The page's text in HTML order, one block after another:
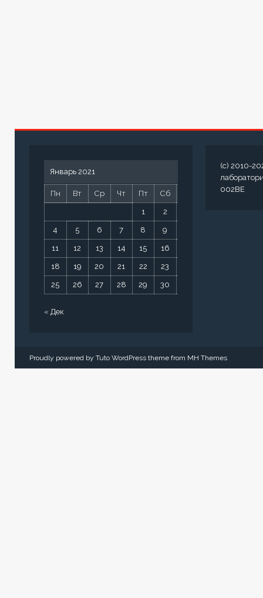
Январь 2021
Пн Вт Ср Чт Пт Сб
1 2
4 5 6 7 8 9
11 12 13 14 15 16
18 19 20 21 22 23
25 26 27 28 29 30
« Дек
(c) 2010-
002BE
Proudly powered by Tuto WordPress theme from MH Themes